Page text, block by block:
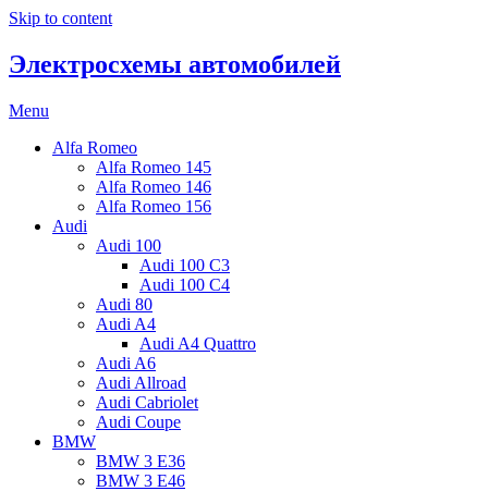
Skip to content
Электросхемы автомобилей
Menu
Alfa Romeo
Alfa Romeo 145
Alfa Romeo 146
Alfa Romeo 156
Audi
Audi 100
Audi 100 C3
Audi 100 C4
Audi 80
Audi A4
Audi A4 Quattro
Audi A6
Audi Allroad
Audi Cabriolet
Audi Coupe
BMW
BMW 3 E36
BMW 3 E46